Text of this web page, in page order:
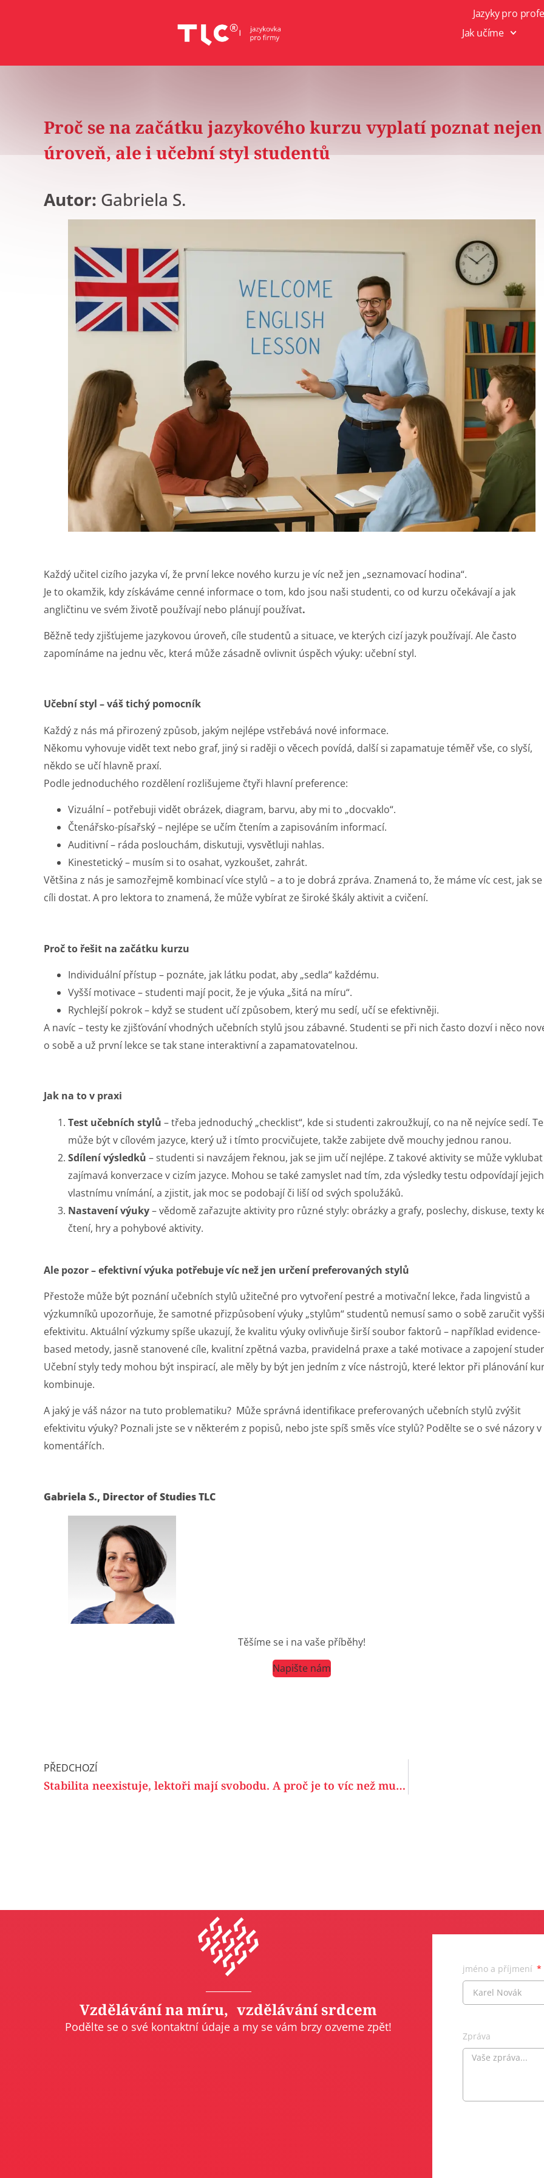
Jazyky pro
Jak učíme
Proč se na začátku jazykového kurzu vyplatí poznat nejen
úroveň, ale i učební styl studentů
Autor: Gabriela S.
Každý učitel cizího jazyka ví, že první lekce nového kurzu je víc než jen „seznamovací hodina“.
Je to okamžik, kdy získáváme cenné informace o tom, kdo jsou naši studenti, co od kurzu očekávají a jak
angličtinu ve svém životě používají nebo plánují používat.
Běžně tedy zjišťujeme jazykovou úroveň, cíle studentů a situace, ve kterých cizí jazyk používají. Ale často
zapomínáme na jednu věc, která může zásadně ovlivnit úspěch výuky: učební styl.
Učební styl – váš tichý pomocník
Každý z nás má přirozený způsob, jakým nejlépe vstřebává nové informace.
Někomu vyhovuje vidět text nebo graf, jiný si raději o věcech povídá, další si zapamatuje téměř vše, co slyší,
někdo se učí hlavně praxí.
Podle jednoduchého rozdělení rozlišujeme čtyři hlavní preference:
Vizuální – potřebuji vidět obrázek, diagram, barvu, aby mi to „docvaklo“.
Čtenářsko-písařský – nejlépe se učím čtením a zapisováním informací.
Auditivní – ráda poslouchám, diskutuji, vysvětluji nahlas.
Kinestetický – musím si to osahat, vyzkoušet, zahrát.
Většina z nás je samozřejmě kombinací více stylů – a to je dobrá zpráva. Znamená to, že máme víc cest, jak se
cíli dostat. A pro lektora to znamená, že může vybírat ze široké škály aktivit a cvičení.
Proč to řešit na začátku kurzu
Individuální přístup – poznáte, jak látku podat, aby „sedla“ každému.
Vyšší motivace – studenti mají pocit, že je výuka „šitá na míru“.
Rychlejší pokrok – když se student učí způsobem, který mu sedí, učí se efektivněji.
A navíc – testy ke zjišťování vhodných učebních stylů jsou zábavné. Studenti se při nich často dozví i něco
o sobě a už první lekce se tak stane interaktivní a zapamatovatelnou.
Jak na to v praxi
Test učebních stylů – třeba jednoduchý „checklist“, kde si studenti zakroužkují, co na ně nejvíce sedí.
může být v cílovém jazyce, který už i tímto procvičujete, takže zabijete dvě mouchy jednou ranou.
Sdílení výsledků – studenti si navzájem řeknou, jak se jim učí nejlépe. Z takové aktivity se může vyklubat
zajímavá konverzace v cizím jazyce. Mohou se také zamyslet nad tím, zda výsledky testu odpovídají jejich
vlastnímu vnímání, a zjistit, jak moc se podobají či liší od svých spolužáků.
Nastavení výuky– vědomě zařazujte aktivity pro různé styly: obrázky a grafy, poslechy, diskuse, texty
čtení, hry a pohybové aktivity.
Ale pozor – efektivní výuka potřebuje víc než jen určení preferovaných stylů
Přestože může být poznání učebních stylů užitečné pro vytvoření pestré a motivační lekce, řada lingvistů a
výzkumníků upozorňuje, že samotné přizpůsobení výuky „stylům“ studentů nemusí samo o sobě zaručit vyšší
efektivitu. Aktuální výzkumy spíše ukazují, že kvalitu výuky ovlivňuje širší soubor faktorů – například evidence-
based metody, jasně stanovené cíle, kvalitní zpětná vazba, pravidelná praxe a také motivace a zapojení
Učební styly tedy mohou být inspirací, ale měly by být jen jedním z více nástrojů, které lektor při plánování
kombinuje.
A jaký je váš názor na tuto problematiku? Může správná identifikace preferovaných učebních stylů zvýšit
efektivitu výuky? Poznali jste se v některém z popisů, nebo jste spíš směs více stylů? Podělte se o své názory v
komentářích.
Gabriela S., Director of Studies TLC
Těšíme se i na vaše příběhy!
Napište nám
PŘEDCHOZÍ
Stabilita neexistuje, lektoři mají svobodu. A proč je to víc než multisportka
Vzdělávání na míru, vzdělávání srdcem
Podělte se o své kontaktní údaje a my se vám brzy ozveme zpět!
jméno a příjmení
Zpráva